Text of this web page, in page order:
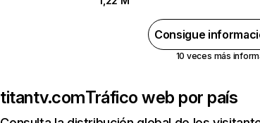
Consigue
10 veces más
titantv.comTráfico web por país